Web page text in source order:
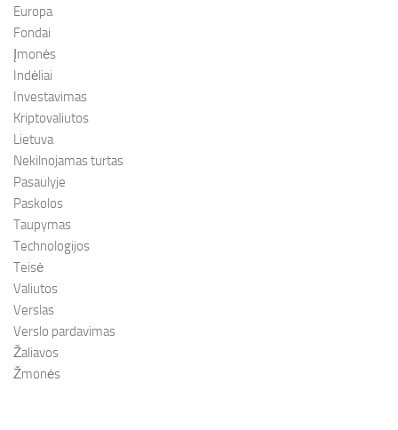
Europa
Fondai
Įmonės
Indėliai
Investavimas
Kriptovaliutos
Lietuva
Nekilnojamas turtas
Pasaulyje
Paskolos
Taupymas
Technologijos
Teisė
Valiutos
Verslas
Verslo pardavimas
Žaliavos
Žmonės